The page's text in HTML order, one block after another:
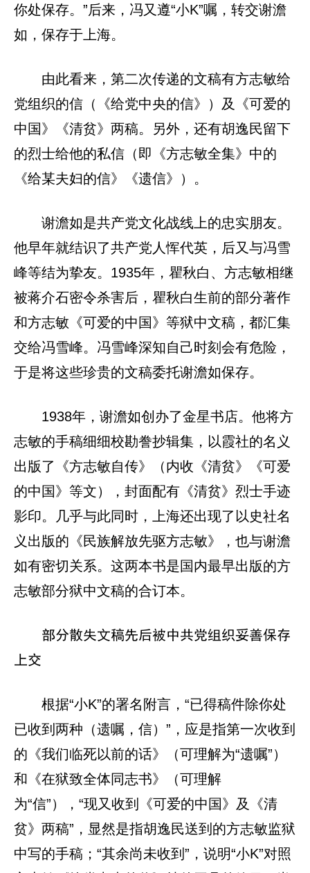
你处保存。”后来，冯又遵“小K”嘱，转交谢澹
如，保存于上海。
由此看来，第二次传递的文稿有方志敏给
党组织的信（《给党中央的信》）及《可爱的
中国》《清贫》两稿。另外，还有胡逸民留下
的烈士给他的私信（即《方志敏全集》中的
《给某夫妇的信》《遗信》）。
谢澹如是共产党文化战线上的忠实朋友。
他早年就结识了共产党人恽代英，后又与冯雪
峰等结为挚友。1935年，瞿秋白、方志敏相继
被蒋介石密令杀害后，瞿秋白生前的部分著作
和方志敏《可爱的中国》等狱中文稿，都汇集
交给冯雪峰。冯雪峰深知自己时刻会有危险，
于是将这些珍贵的文稿委托谢澹如保存。
1938年，谢澹如创办了金星书店。他将方
志敏的手稿细细校勘誊抄辑集，以霞社的名义
出版了《方志敏自传》（内收《清贫》《可爱
的中国》等文），封面配有《清贫》烈士手迹
影印。几乎与此同时，上海还出现了以史社名
义出版的《民族解放先驱方志敏》，也与谢澹
如有密切关系。这两本书是国内最早出版的方
志敏部分狱中文稿的合订本。
部分散失文稿先后被中共党组织妥善保存
上交
根据“小K”的署名附言，“已得稿件除你处
已收到两种（遗嘱，信）”，应是指第一次收到
的《我们临死以前的话》（可理解为“遗嘱”）
和《在狱致全体同志书》（可理解
为“信”），“现又收到《可爱的中国》及《清
贫》两稿”，显然是指胡逸民送到的方志敏监狱
中写的手稿；“其余尚未收到”，说明“小K”对照